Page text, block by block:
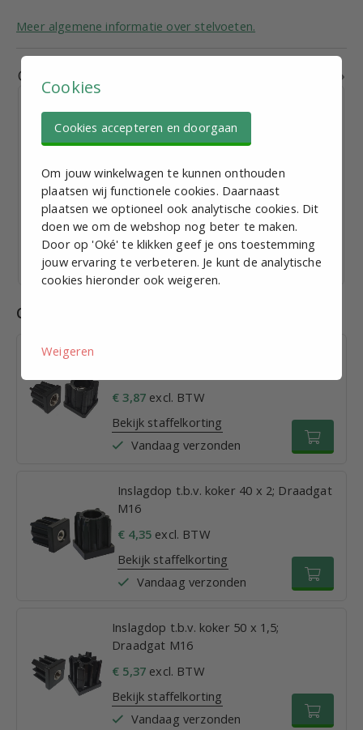
Meer algemene informatie over stelvoeten.
Gerelateerde producten
Stelvoet M16, D = 40mm, L = 50mm, Roestvaststaal
€ 9,19excl. BTW p.st.
Bekijk staffelkorting
Vandaag verzonden
Combinaties
€ 3,87 excl. BTW
Bekijk staffelkorting
Vandaag verzonden
Inslagdop t.b.v. koker 40 x 2; Draadgat
M16
€ 4,35 excl. BTW
Bekijk staffelkorting
Vandaag verzonden
Inslagdop t.b.v. koker 50 x 1,5;
Draadgat M16
€ 5,37 excl. BTW
Bekijk staffelkorting
Vandaag verzonden
Cookies
Cookies accepteren en doorgaan
Om jouw winkelwagen te kunnen onthouden
plaatsen wij functionele cookies. Daarnaast
plaatsen we optioneel ook analytische cookies. Dit
doen we om de webshop nog beter te maken.
Door op 'Oké' te klikken geef je ons toestemming
jouw ervaring te verbeteren. Je kunt de analytische
cookies hieronder ook weigeren.
Weigeren